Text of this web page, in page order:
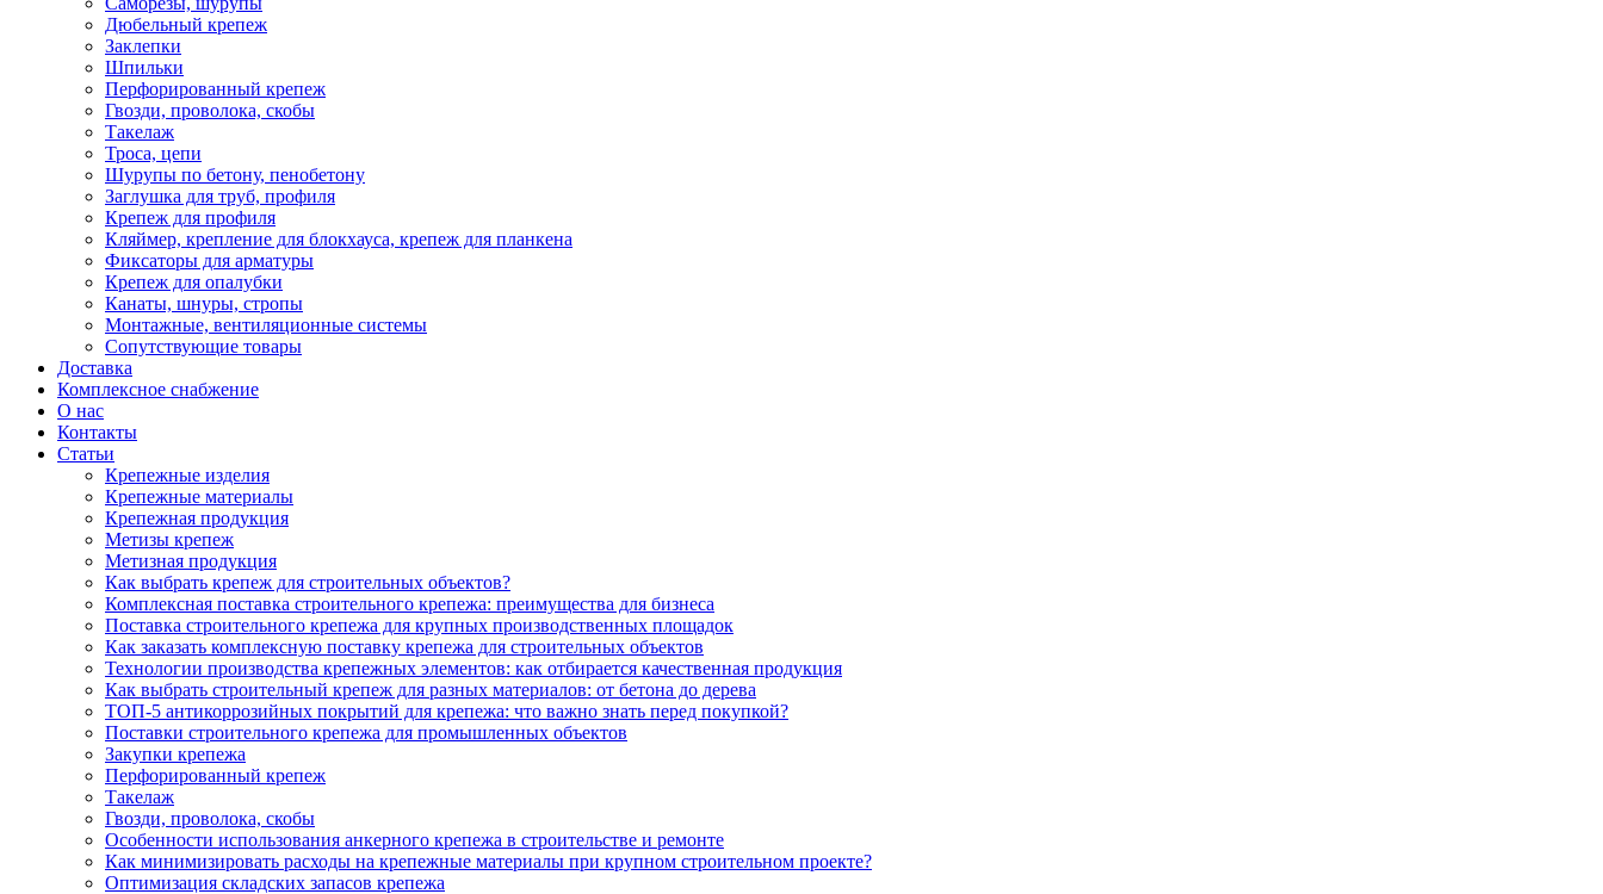
Дюбельный крепеж
Заклепки
Шпильки
Перфорированный крепеж
Гвозди, проволока, скобы
Такелаж
Троса, цепи
Шурупы по бетону, пенобетону
Заглушка для труб, профиля
Крепеж для профиля
Кляймер, крепление для блокхауса, крепеж для планкена
Фиксаторы для арматуры
Крепеж для опалубки
Канаты, шнуры, стропы
Монтажные, вентиляционные системы
Сопутствующие товары
Доставка
Комплексное снабжение
О нас
Контакты
Статьи
Крепежные изделия
Крепежные материалы
Крепежная продукция
Метизы крепеж
Метизная продукция
Как выбрать крепеж для строительных объектов?
Комплексная поставка строительного крепежа: преимущества для бизнеса
Поставка строительного крепежа для крупных производственных площадок
Как заказать комплексную поставку крепежа для строительных объектов
Технологии производства крепежных элементов: как отбирается качественная продукция
Как выбрать строительный крепеж для разных материалов: от бетона до дерева
ТОП-5 антикоррозийных покрытий для крепежа: что важно знать перед покупкой?
Поставки строительного крепежа для промышленных объектов
Закупки крепежа
Перфорированный крепеж
Такелаж
Гвозди, проволока, скобы
Особенности использования анкерного крепежа в строительстве и ремонте
Как минимизировать расходы на крепежные материалы при крупном строительном проекте?
Оптимизация складских запасов крепежа